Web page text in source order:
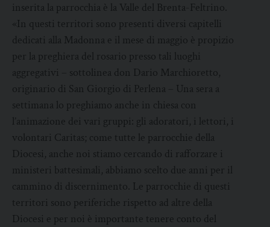
inserita la parrocchia è la Valle del Brenta-Feltrino.
«In questi territori sono presenti diversi capitelli
dedicati alla Madonna e il mese di maggio è propizio
per la preghiera del rosario presso tali luoghi
aggregativi – sottolinea don Dario Marchioretto,
originario di San Giorgio di Perlena – Una sera a
settimana lo preghiamo anche in chiesa con
l’animazione dei vari gruppi: gli adoratori, i lettori, i
volontari Caritas; come tutte le parrocchie della
Diocesi, anche noi stiamo cercando di rafforzare i
ministeri battesimali, abbiamo scelto due anni per il
cammino di discernimento. Le parrocchie di questi
territori sono periferiche rispetto ad altre della
Diocesi e per noi è importante tenere conto del